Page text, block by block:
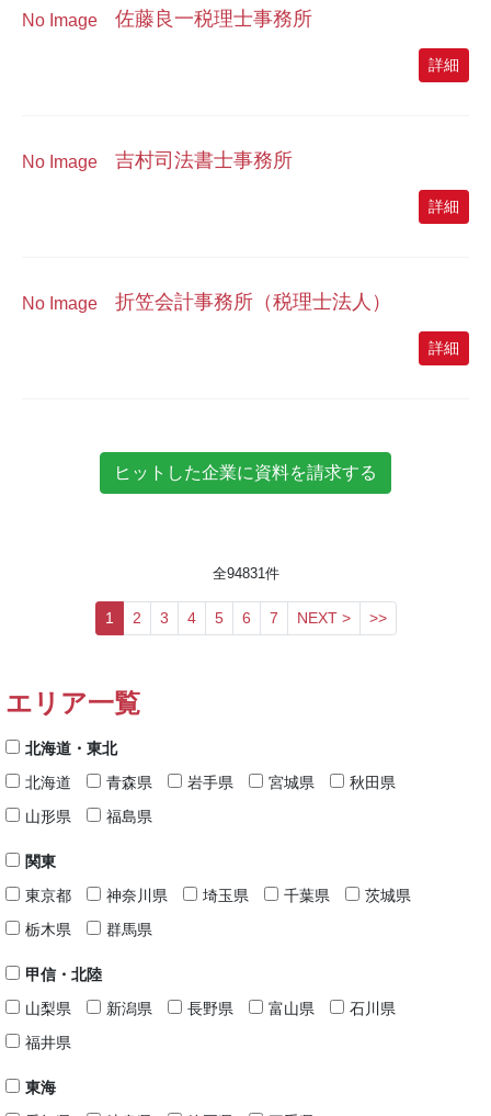
No Image 佐藤良一税理士事務所
詳細
No Image 吉村司法書士事務所
詳細
No Image 折笠会計事務所（税理士法人）
詳細
全94831件
1 2 3 4 5 6 7 NEXT > >>
エリア一覧
北海道・東北
北海道
青森県 岩手県 宮城県
秋田県
山形県
福島県
関東
東京都
神奈川県 埼玉県 千葉県
茨城県
栃木県
群馬県
甲信・北陸
山梨県
新潟県 長野県 富山県
石川県
福井県
東海